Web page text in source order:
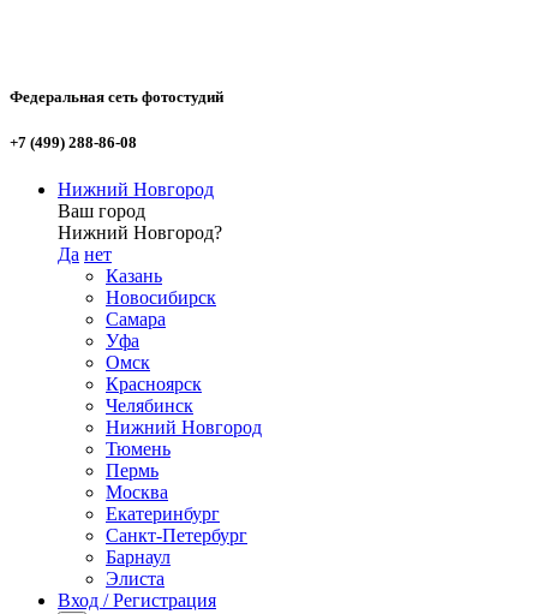
Федеральная сеть фотостудий
+7 (499) 288-86-08
Нижний Новгород
Ваш город
Нижний Новгород?
Да нет
Казань
Новосибирск
Самара
Уфа
Омск
Красноярск
Челябинск
Нижний Новгород
Тюмень
Пермь
Москва
Екатеринбург
Санкт-Петербург
Барнаул
Элиста
Вход / Регистрация